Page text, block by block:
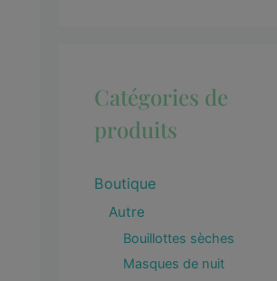
Catégories de
produits
Boutique
Autre
Bouillottes sèches
Masques de nuit